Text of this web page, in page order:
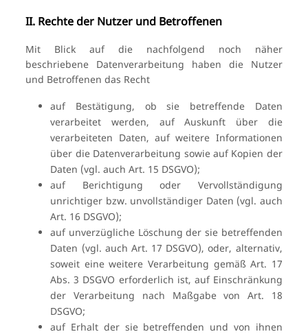
II. Rechte der Nutzer und Betroffenen
Mit Blick auf die nachfolgend noch näher
beschriebene Datenverarbeitung haben die Nutzer
und Betroffenen das Recht
auf Bestätigung, ob sie betreffende Daten
verarbeitet werden, auf Auskunft über die
verarbeiteten Daten, auf weitere Informationen
über die Datenverarbeitung sowie auf Kopien der
Daten (vgl. auch Art. 15 DSGVO);
auf Berichtigung oder Vervollständigung
unrichtiger bzw. unvollständiger Daten (vgl. auch
Art. 16 DSGVO);
auf unverzügliche Löschung der sie betreffenden
Daten (vgl. auch Art. 17 DSGVO), oder, alternativ,
soweit eine weitere Verarbeitung gemäß Art. 17
Abs. 3 DSGVO erforderlich ist, auf Einschränkung
der Verarbeitung nach Maßgabe von Art. 18
DSGVO;
auf Erhalt der sie betreffenden und von ihnen